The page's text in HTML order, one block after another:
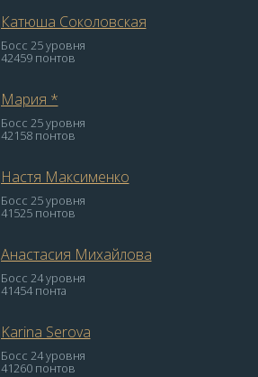
Катюша Соколовская
Босс 25 уровня
42459 понтов
Мария *
Босс 25 уровня
42158 понтов
Настя Максименко
Босс 25 уровня
41525 понтов
Анастасия Михайлова
Босс 24 уровня
41454 понта
Karina Serova
Босс 24 уровня
41260 понтов